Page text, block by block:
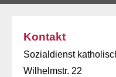
Kontakt
Sozialdienst
Wilhelmstr. 22